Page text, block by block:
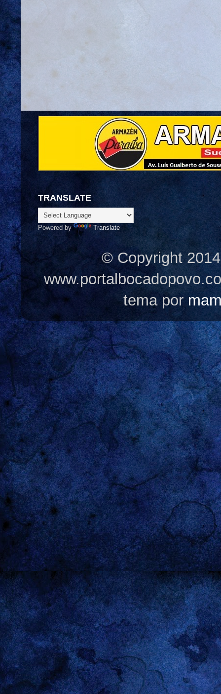
TRANSLATE
Powered by Translate
© Copyright
tema por